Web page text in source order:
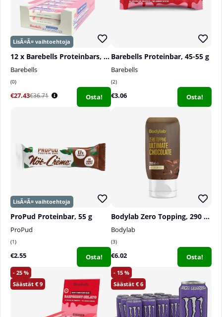
12 x Barebells Proteinbars, 55 g
Barebells
0
€27.43€36.71 Osta!
Barebells Proteinbar, 45-55 g
Barebells
2
€3.06 Osta!
ProPud Proteinbar, 55 g
ProPud
1
€2.55 Osta!
Bodylab Zero Topping, 290 ml
Bodylab
3
€6.02 Osta!
25
9
15
6